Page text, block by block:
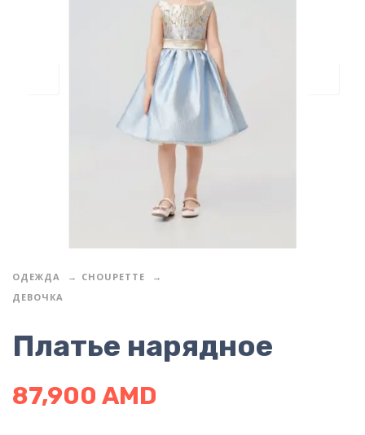
ОДЕЖДА
CHOUPETTE
ДЕВОЧКА
Платье нарядное
87,900 AMD